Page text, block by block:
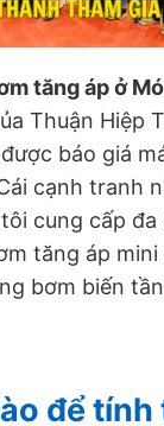
tăng áp ở
Thuận Hiệp
báo giá
cạnh tranh
cung cấp đa
tăng áp
bơm biến
để tính